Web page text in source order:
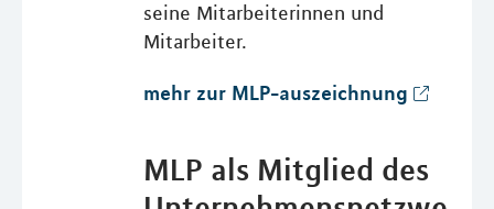
seine Mitarbeiterinnen und
Mitarbeiter.
mehr zur MLP-auszeichnung
MLP als Mitglied des